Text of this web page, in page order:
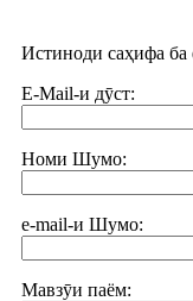
Истиноди саҳифа ба
E-Mail-и дӯст:
Номи Шумо:
e-mail-и Шумо:
Мавзӯи паём: